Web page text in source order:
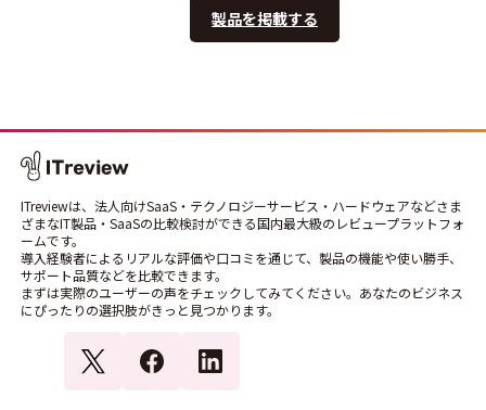
製品を掲載する
ITreviewは、法人向けSaaS・テクノロジーサービス・ハードウェアなどさま
ざまなIT製品・SaaSの比較検討ができる国内最大級のレビュープラットフォ
ームです。
導入経験者によるリアルな評価や口コミを通じて、製品の機能や使い勝手、
サポート品質などを比較できます。
まずは実際のユーザーの声をチェックしてみてください。あなたのビジネス
にぴったりの選択肢がきっと見つかります。